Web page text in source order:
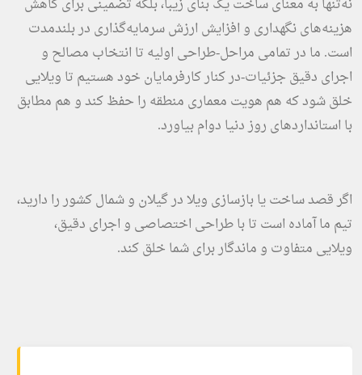
هزینه‌های نگهداری و افزایش ارزش سرمایه‌گذاری در بلندمدت
است. ما در تمامی مراحل-طراحی اولیه تا انتخاب مصالح و
اجرای دقیق جزئیات-در کنار کارفرمایان خود هستیم تا ویلایی
خلق شود که هم هویت معماری منطقه را حفظ کند و هم مطابق
با استانداردهای روز دنیا دوام بیاورد.
اگر قصد ساخت یا بازسازی ویلا در گیلان و شمال کشور را دارید،
تیم ما آماده است تا با طراحی اختصاصی و اجرای دقیق،
ویلایی متفاوت و ماندگار برای شما خلق کند.